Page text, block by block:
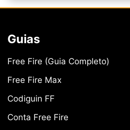
Guias
Free Fire (Guia Completo)
Free Fire Max
Codiguin FF
Conta Free Fire